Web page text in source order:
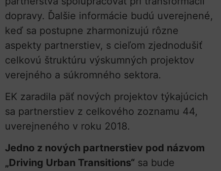
dopravy. Ďalšie informácie budú uverejnené,
keď sa postupne zharmonizujú rôzne
aspekty partnerstiev, s cieľom zjednodušiť
celkovú štruktúru výskumných projektov
verejného a súkromného sektora.
EK zaradila päť nových projektov týkajúcich
sa partnerstiev z celkového zoznamu 44,
uverejneného v roku 2018.
Jedno z nových partnerstiev pod názvom
„Driving Urban Transitions“ sa bude